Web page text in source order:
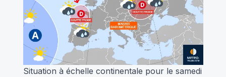
Situation à échelle continentale pour le samedi